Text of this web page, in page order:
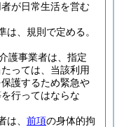
が日常生活を営む
は、規則で定める。
護事業者は、指定
っては、当該利用
護するため緊急や
行ってはならな
、 前項の身体的拘